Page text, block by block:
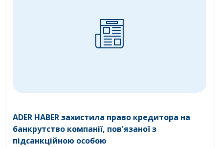
ADER HABER захистила право кредитора на
банкрутство компанії, пов'язаної з
підсанкційною особою